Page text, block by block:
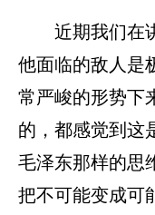
近期我们在
他面临的敌人是
常严峻的形势下
的，都感觉到这
毛泽东那样的思
把不可能变成可